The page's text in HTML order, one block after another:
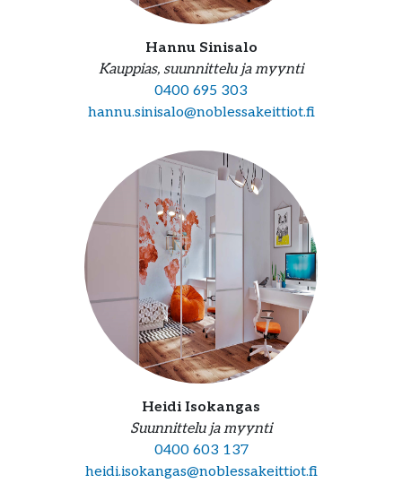
Hannu Sinisalo
Kauppias, suunnittelu ja myynti
0400 695 303
hannu.sinisalo@noblessakeittiot.fi
Heidi Isokangas
Suunnittelu ja myynti
0400 603 137
heidi.isokangas@noblessakeittiot.fi